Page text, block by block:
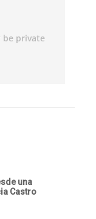
una
Castro